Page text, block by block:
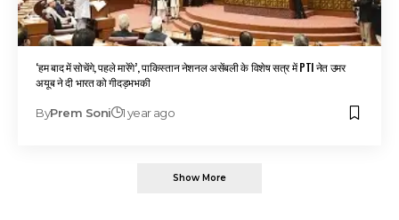
‘हम बाद में सोचेंगे, पहले मारेंगे’, पाकिस्तान नेशनल असेंबली के विशेष सत्र में PTI नेत उमर
अयूब ने दी भारत को गीदड़भभकी
ByPrem Soni 1 year ago
Show More